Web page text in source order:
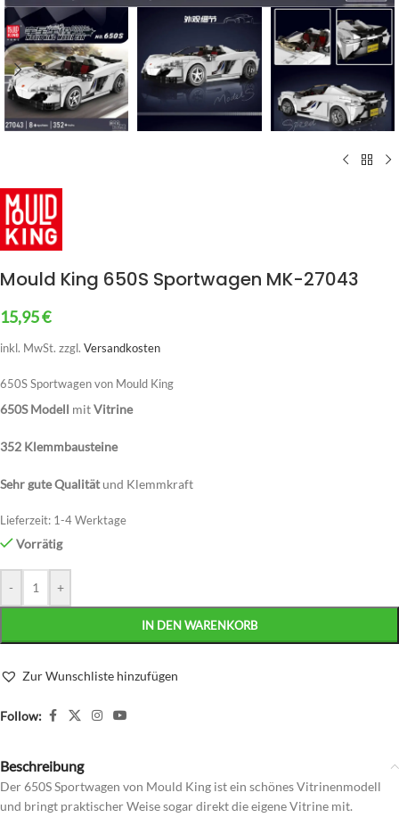
Mould King 650S Sportwagen MK-27043
15,95€
inkl. MwSt. zzgl. Versandkosten
650S Sportwagen von Mould King
650S Modell mitVitrine
352 Klemmbausteine
Sehr gute Qualitätund Klemmkraft
Lieferzeit: 1-4 Werktage
Vorrätig
- +
IN DEN WARENKORB
Zur Wunschliste hinzufügen
Follow:
Beschreibung
Der 650S Sportwagen von Mould King ist ein schönes Vitrinenmodell
und bringt praktischer Weise sogar direkt die eigene Vitrine mit.